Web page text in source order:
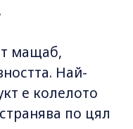
мащаб,
Най-
е колелото
по цял